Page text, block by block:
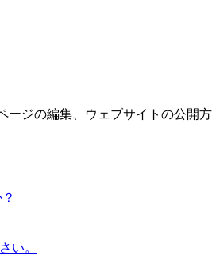
ジの編集、ウェブサイトの公開
い。